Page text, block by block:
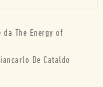
da The Energy of
De Cataldo